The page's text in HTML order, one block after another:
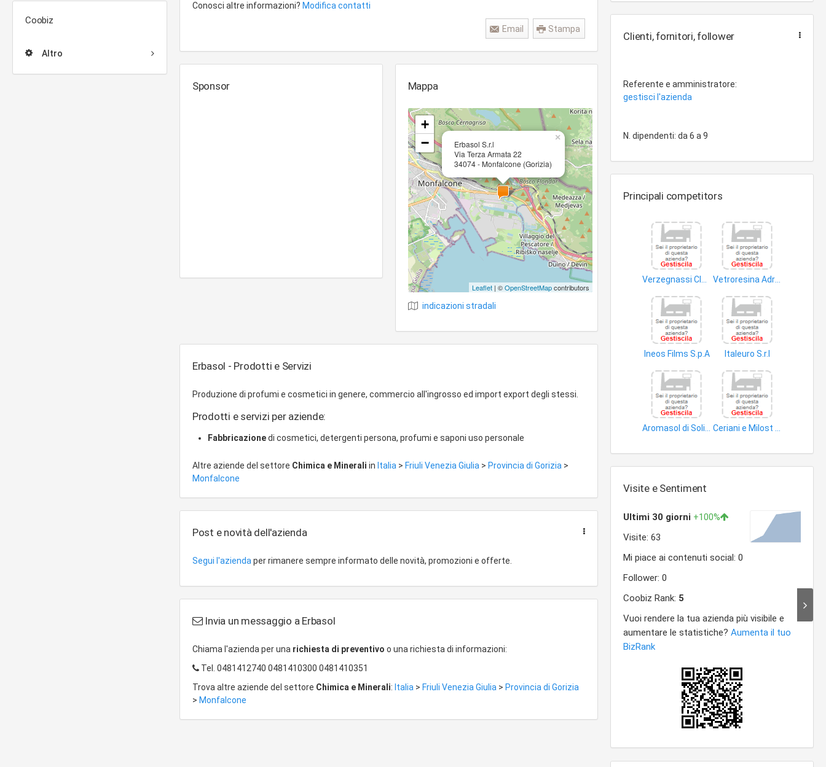
Coobiz
Altro
Conosci altre informazioni? Modifica contatti
Stampa
Email
Sponsor Mappa
Erbasol S.r.l
Via Terza Armata 22
34074 - Monfalcone (Gorizia)
×
+
−
Leaflet| ©OpenStreetMapcontributors
indicazioni stradali
Erbasol - Prodotti e Servizi
Produzione di profumi e cosmetici in genere, commercio all'ingrosso ed import export degli stessi.
Prodotti e servizi per aziende:
Fabbricazionedi cosmetici, detergenti persona, profumi e saponi uso personale
Altre aziende del settore Chimica e Minerali in Italia > Friuli Venezia Giulia > Provincia di Gorizia >
Monfalcone
Post e novità dell'azienda
Segui l'azienda per rimanere sempre informato delle novità, promozioni e offerte.
Invia un messaggio a Erbasol
Chiama l'azienda per una richiesta di preventivo o una richiesta di informazioni:
Tel. 0481412740 0481410300 0481410351
Trova altre aziende del settore Chimica e Minerali: Italia > Friuli Venezia Giulia > Provincia di Gorizia
> Monfalcone
Clienti, fornitori, follower
Referente e amministratore:
gestisci l'azienda
N. dipendenti: da 6 a 9
Principali competitors
Ineos Films S.p.A
Italeuro S.r.l
Visite e Sentiment